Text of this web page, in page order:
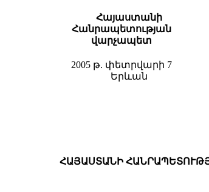
Հայաստանի
Հանրապետության
վարչապետ
2005 թ. փետրվարի 7
Երևան
ՀԱՅԱՍՏԱՆԻ